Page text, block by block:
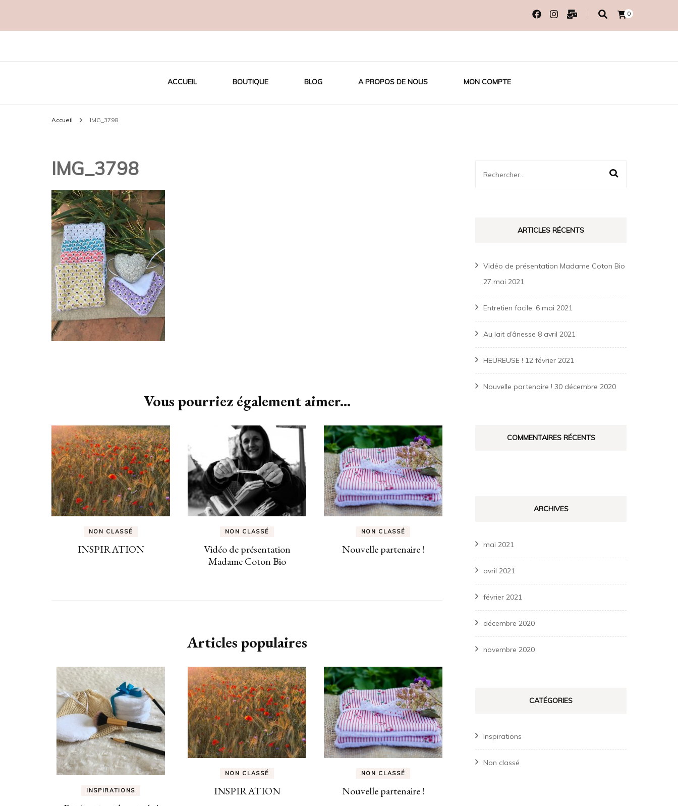
0
MADAME COTON BIO
ACCUEIL BOUTIQUE BLOG A PROPOS DE NOUS MON COMPTE
Accueil IMG_3798
IMG_3798
Vous pourriez également aimer...
NON CLASSÉ
INSPIRATION
NON CLASSÉ
Vidéo de présentation
Madame Coton Bio
NON CLASSÉ
Nouvelle partenaire !
Articles populaires
INSPIRATIONS
NON CLASSÉ
INSPIRATION
NON CLASSÉ
Nouvelle partenaire !
Rechercher :
ARTICLES RÉCENTS
Vidéo de présentation Madame Coton Bio
27 mai 2021
Entretien facile. 6 mai 2021
Au lait d’ânesse 8 avril 2021
HEUREUSE ! 12 février 2021
Nouvelle partenaire ! 30 décembre 2020
COMMENTAIRES RÉCENTS
ARCHIVES
mai 2021
avril 2021
février 2021
décembre 2020
novembre 2020
CATÉGORIES
Inspirations
Non classé